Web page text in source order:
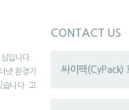
입니다.
넷 환경기
습니다. 고
CONTACT US
싸이팩(CyPack)